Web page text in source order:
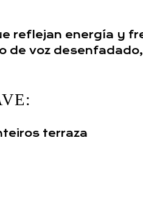
reflejan energía y
de voz
terraza